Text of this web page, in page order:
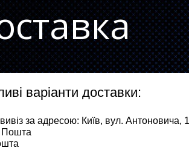
варіанти доставки:
за адресою: Київ, вул. Антоновича,